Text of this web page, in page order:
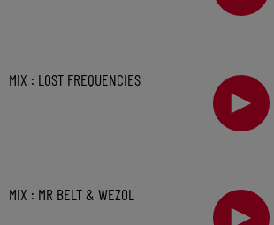
MIX : LOST FREQUENCIES
MIX : MR BELT & WEZOL